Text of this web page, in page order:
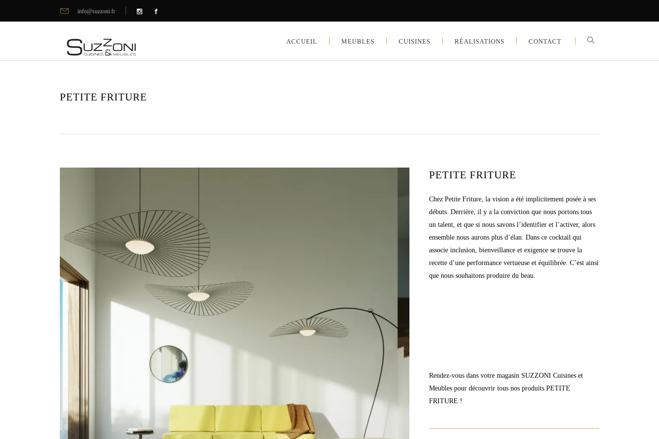
info@suzzoni.fr
ACCUEIL MEUBLES CUISINES RÉALISATIONS CONTACT
PETITE FRITURE
PETITE FRITURE
Chez Petite Friture, la vision a été implicitement posée à ses
débuts. Derrière, il y a la conviction que nous portons tous
un talent, et que si nous savons l’identifier et l’activer, alors
ensemble nous aurons plus d’élan. Dans ce cocktail qui
associe inclusion, bienveillance et exigence se trouve la
recette d’une performance vertueuse et équilibrée. C’est ainsi
que nous souhaitons produire du beau.
Rendez-vous dans votre magasin SUZZONI Cuisines et
Meubles pour découvrir tous nos produits PETITE
FRITURE !